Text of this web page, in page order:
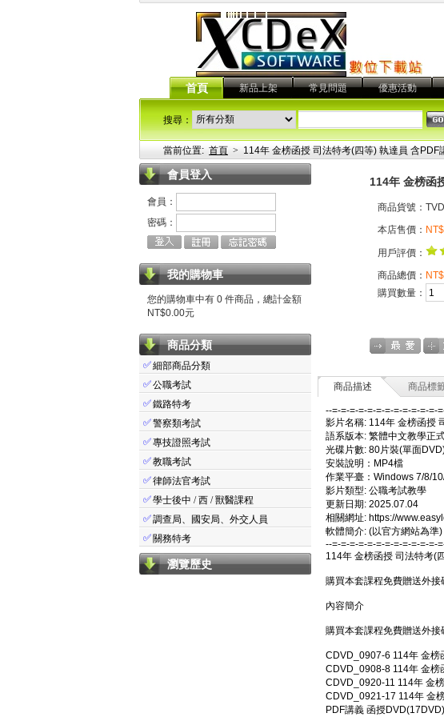
首頁 新品上架 常見問題 優惠活動
搜尋：
當前位置: 首頁 > 114年 金榜函授 司法特考(四等) 執達員 含
會員登入
會員：
密碼：
我的購物車
您的購物車中有 0 件商品，總計金額
NT$0.00元
商品分類
✅細部商品分類
✅公職考試
✅鐵路特考
✅警察類考試
✅專技證照考試
✅教職考試
✅律師法官考試
✅學士後中 / 西 / 獸醫課程
✅調查局、國安局、外交人員
✅ 關務特考
瀏覽歷史
114年 金榜函
商品貨號：
本店售價：
用戶評價：
商品總價：
購買數量：
商品描述 商品標
--=-=-=-=-=-=-=-=-=-=-=-=-
影片名稱: 114年 金榜函授
語系版本: 繁體中文教學正
光碟片數: 80片裝(單面
安裝說明：MP4檔
作業平臺：Windows 7/8/
影片類型: 公職考試教學
更新日期: 2025.07.04
相關網址: https://
軟體簡介: (以官方網站為準)
--=-=-=-=-=-=-=-=-=-=-=-=-
114年 金榜函授 司法特考(
購買本套課程免費贈送外接
內容簡介
購買本套課程免費贈送外接
CDVD_0907-6 114年 金榜
CDVD_0908-8 114年 金榜
CDVD_0920-11 114年 金
CDVD_0921-17 114年 金
PDF講義 函授DVD(17DVD)